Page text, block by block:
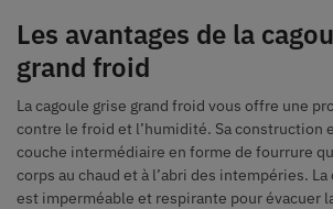
Les avantages de la
grand froid
La cagoule grise grand froid vous offre une
contre le froid et l’humidité. Sa construction
couche intermédiaire en forme de fourrure
corps au chaud et à l’abri des intempéries.
est imperméable et respirante pour évacuer